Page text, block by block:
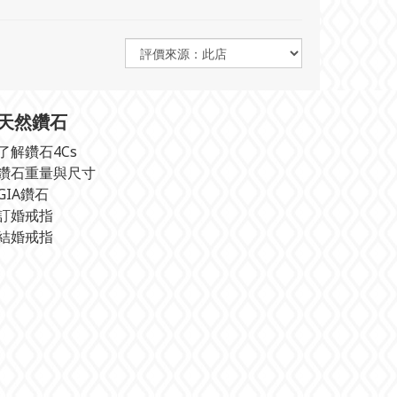
然鑽石
解鑽石4Cs
石重量與尺寸
鑽石
婚戒指
婚戒指